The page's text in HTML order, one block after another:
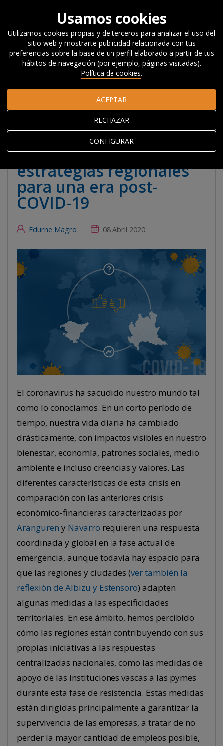
Actualidad
Noticias, Eventos y
Blog
#Beyondcompetitiveness
Hacia la recuperación:
renovación y reorientación como estrategias regionales para
una era post- COVID-19
Hacia la recuperación:
renovación y
reorientación como
estrategias regionales
para una era post-
COVID-19
Edurne Magro 08 Abril 2020
El coronavirus ha sacudido nuestro mundo tal
como lo conocíamos. En un corto período de
tiempo, nuestra vida diaria ha cambiado
drásticamente, con impactos visibles en nuestro
bienestar, economía, patrones sociales, medio
ambiente e incluso creencias y valores. Las
diferentes características de esta crisis en
comparación con las anteriores crisis
económico-financieras caracterizadas por
Aranguren y Navarro requieren una respuesta
coordinada y global en la fase actual de
emergencia, aunque todavía hay espacio para
que las regiones y ciudades (ver también la
reflexión de Albizu y Estensoro) adapten
algunas medidas a las especificidades
territoriales. En ese ámbito, hemos percibido
cómo las regiones están contribuyendo con sus
propias iniciativas a las respuestas
centralizadas nacionales, como las medidas de
apoyo de las instituciones vascas a las pymes
durante esta fase de resistencia. Estas medidas
están dirigidas principalmente a garantizar la
supervivencia de las empresas, a tratar de no
perder la mayor cantidad de empleos posible,
Usamos cookies
Utilizamos cookies propias y de terceros para analizar el uso del
sitio web y mostrarte publicidad relacionada con tus
preferencias sobre la base de un perfil elaborado a partir de tus
hábitos de navegación (por ejemplo, páginas visitadas).
Política de cookies.
CONFIGURAR
RECHAZAR
ACEPTAR